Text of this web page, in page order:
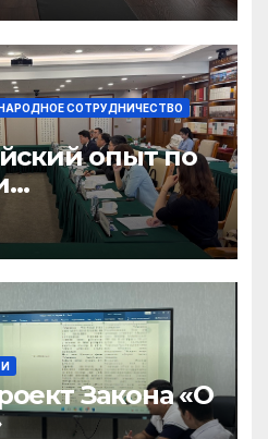
СОТРУДНИЧЕСТВО
опыт по
консенсуса
диалога
Закона «О